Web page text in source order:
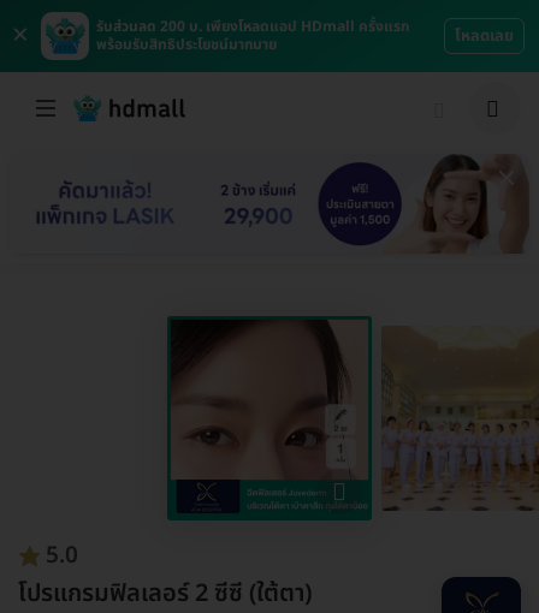
×
รับส่วนลด 200 บ. เพียงโหลดแอป HDmall ครั้งแรก
พร้อมรับสิทธิประโยชน์มากมาย
โหลดเลย
5.0
โปรแกรมฟิลเลอร์ 2 ซีซี (ใต้ตา)